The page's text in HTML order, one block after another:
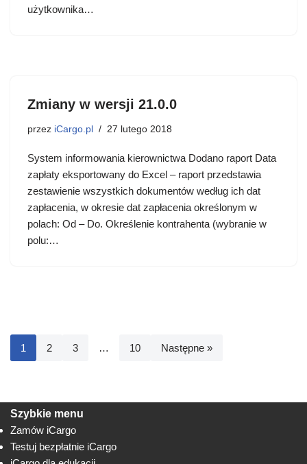
użytkownika…
Zmiany w wersji 21.0.0
przez iCargo.pl 27 lutego 2018
System informowania kierownictwa Dodano raport Data
zapłaty eksportowany do Excel – raport przedstawia
zestawienie wszystkich dokumentów według ich dat
zapłacenia, w okresie dat zapłacenia określonym w
polach: Od – Do. Określenie kontrahenta (wybranie w
polu:…
1 2 3 … 10 Następne »
Szybkie menu
Zamów iCargo
Testuj bezpłatnie iCargo